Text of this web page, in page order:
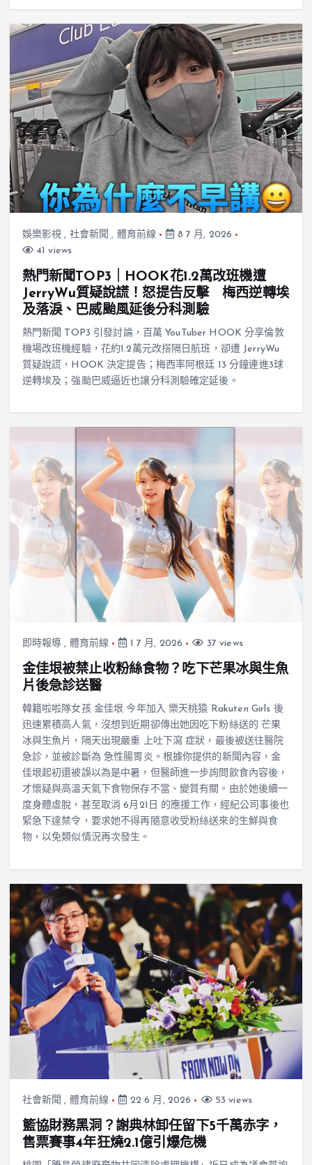
娛樂影視 , 社會新聞 , 體育前線
8 7 月, 2026
41 views
熱門新聞TOP3｜HOOK花1.2萬改班機遭
JerryWu質疑說謊！怒提告反擊 梅西逆轉埃
及落淚、巴威颱風延後分科測驗
熱門新聞 TOP3 引發討論，百萬 YouTuber HOOK 分享倫敦
機場改班機經驗，花約1.2萬元改搭隔日航班，卻遭 JerryWu
質疑說謊，HOOK 決定提告；梅西率阿根廷 13 分鐘連進3球
逆轉埃及；強颱巴威逼近也讓分科測驗確定延後。
即時報導 , 體育前線 1 7 月, 2026 37 views
金佳垠被禁止收粉絲食物？吃下芒果冰與生魚
片後急診送醫
韓籍啦啦隊女孩 金佳垠 今年加入 樂天桃猿 Rakuten Girls 後
迅速累積高人氣，沒想到近期卻傳出她因吃下粉絲送的 芒果
冰與生魚片，隔天出現嚴重 上吐下瀉 症狀，最後被送往醫院
急診，並被診斷為 急性腸胃炎。根據你提供的新聞內容，金
佳垠起初還被誤以為是中暑，但醫師進一步詢問飲食內容後，
才懷疑與高溫天氣下食物保存不當、變質有關。由於她後續一
度身體虛脫，甚至取消 6月21日 的應援工作，經紀公司事後也
緊急下達禁令，要求她不得再隨意收受粉絲送來的生鮮與食
物，以免類似情況再次發生。
社會新聞 , 體育前線 22 6 月, 2026 53 views
籃協財務黑洞？謝典林卸任留下5千萬赤字，
售票賽事4年狂燒2.1億引爆危機